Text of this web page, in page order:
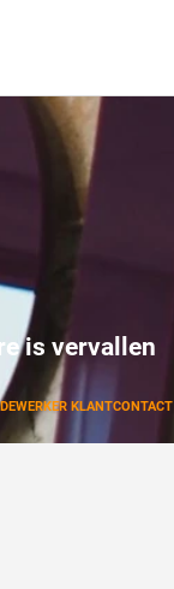
is vervallen
KLANTCONTACT